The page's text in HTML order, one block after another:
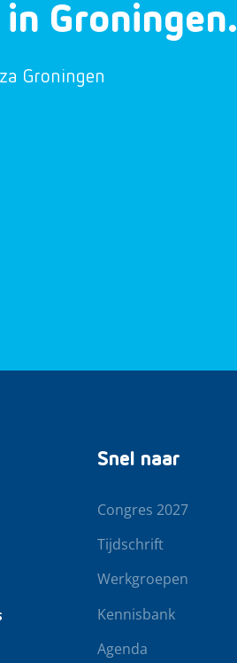
Groningen.
Groningen
Snel naar
Congres 2027
Tijdschrift
Werkgroepen
Kennisbank
Agenda